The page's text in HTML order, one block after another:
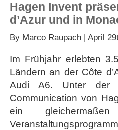
Hagen Invent
d’Azur und in
By Marco Raupach | April
Im Frühjahr erlebten
Ländern an der Côte
Audi A6. Unter der
Communication von
ein